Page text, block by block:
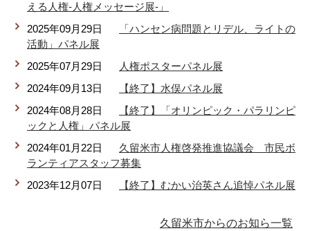
える人権-人権メッセージ展-」
2025年09月29日
「ハンセン病問題とリデル、ライトの
活動」パネル展
2025年07月29日
人権ポスターパネル展
2024年09月13日
【終了】水俣パネル展
2024年08月28日
【終了】「オリンピック・パラリンピ
ックと人権」パネル展
2024年01月22日
久留米市人権啓発推進協議会 市民ボ
ランティアスタッフ募集
2023年12月07日
【終了】むかい治英さん追悼パネル展
久留米市からのお知ら一覧